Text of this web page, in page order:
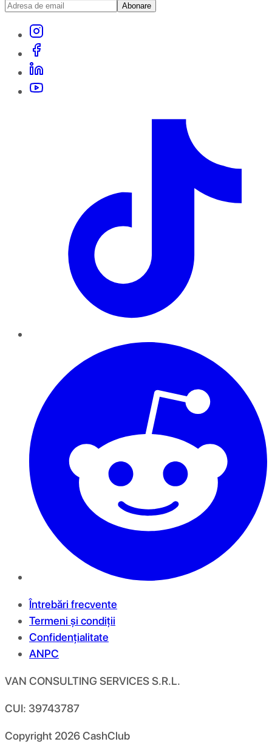
Abonare
Întrebări frecvente
Termeni și condiții
Confidențialitate
ANPC
VAN CONSULTING SERVICES S.R.L.
CUI: 39743787
Copyright 2026CashClub